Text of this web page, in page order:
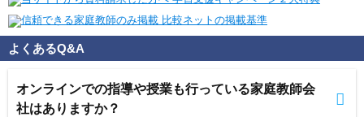
よくあるQ&A
オンラインでの指導や授業も行っている家庭教師会
社はありますか？